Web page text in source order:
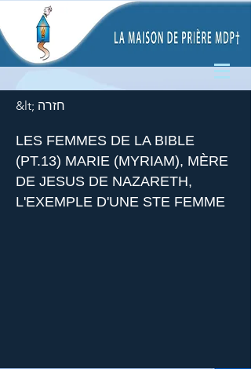
&lt; חזרה
LES FEMMES DE LA BIBLE
(PT.13) MARIE (MYRIAM), MÈRE
DE JESUS DE NAZARETH,
L'EXEMPLE D'UNE STE FEMME